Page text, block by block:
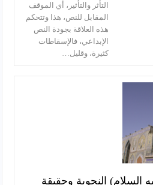
التأثر والتأثير، أي الموقف
المقابل للنص، هذا وتتحكم
هذه العلاقة بجودة النص
الإبداعي، فالإسقاطات
كثيرة، وقليل…
السلام) النحوية وحقيقة